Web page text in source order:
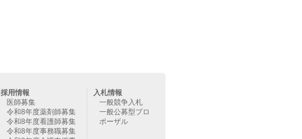
採用情報
医師募集
令和8年度薬剤師募集
令和8年度看護師募集
令和8年度事務職募集
入札情報
一般競争入札
一般公募型プロ
ポーザル